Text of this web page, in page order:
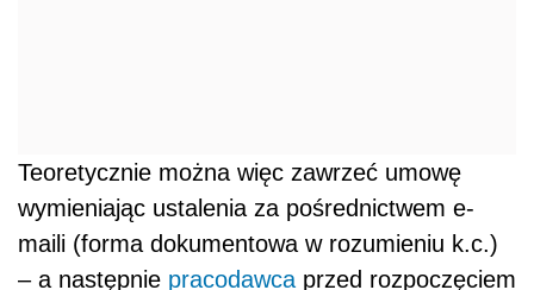
Teoretycznie można więc zawrzeć umowę
wymieniając ustalenia za pośrednictwem e-
maili (forma dokumentowa w rozumieniu k.c.)
– a następnie pracodawca przed rozpoczęciem